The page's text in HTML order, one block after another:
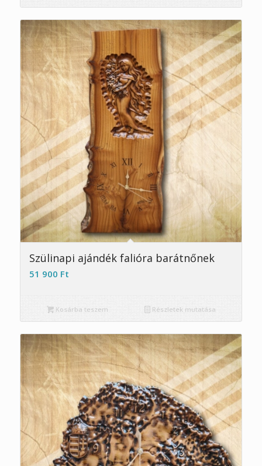
Szülinapi ajándék falióra barátnőnek
51 900 Ft
Kosárba teszem Részletek mutatása